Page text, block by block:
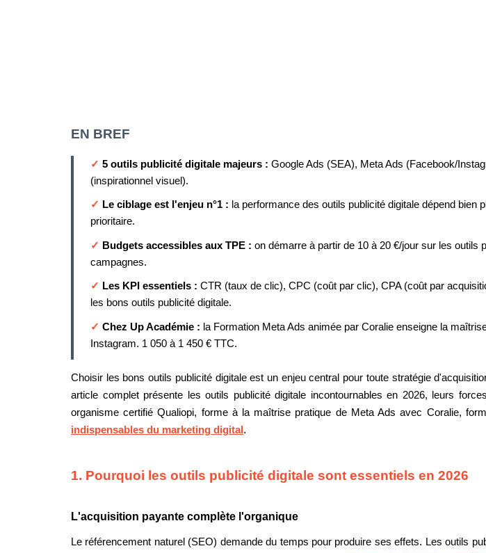
EN BREF
✓ 5 outils publicité digitale majeurs : Google Ads (SEA), Meta Ads (Facebook/
(inspirationnel visuel).
✓ Le ciblage est l'enjeu n°1 : la performance des outils publicité digitale dépend
prioritaire.
✓ Budgets accessibles aux TPE : on démarre à partir de 10 à 20 €/jour sur les
campagnes.
✓ Les KPI essentiels : CTR (taux de clic), CPC (coût par clic), CPA (coût par
les bons outils publicité digitale.
✓ Chez Up Académie : la Formation Meta Ads animée par Coralie enseigne la
Instagram. 1 050 à 1 450 € TTC.
Choisir les bons outils publicité digitale est un enjeu central pour toute stratégie
article complet présente les outils publicité digitale incontournables en 2026, leurs
organisme certifié Qualiopi, forme à la maîtrise pratique de Meta Ads avec Coralie,
indispensables du marketing digital .
1. Pourquoi les outils publicité digitale sont essentiels en 2026
L'acquisition payante complète l'organique
Le référencement naturel (SEO) demande du temps pour produire ses effets. Les outils